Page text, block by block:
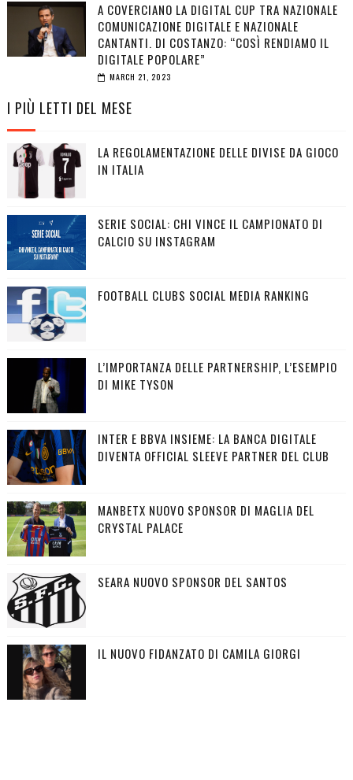
A COVERCIANO LA DIGITAL CUP TRA NAZIONALE
COMUNICAZIONE DIGITALE E NAZIONALE
CANTANTI. DI COSTANZO: “COSÌ RENDIAMO IL
DIGITALE POPOLARE”
MARCH 21, 2023
I PIÙ LETTI DEL MESE
LA REGOLAMENTAZIONE DELLE DIVISE DA GIOCO
IN ITALIA
SERIE SOCIAL: CHI VINCE IL CAMPIONATO DI
CALCIO SU INSTAGRAM
FOOTBALL CLUBS SOCIAL MEDIA RANKING
L’IMPORTANZA DELLE PARTNERSHIP, L’ESEMPIO
DI MIKE TYSON
INTER E BBVA INSIEME: LA BANCA DIGITALE
DIVENTA OFFICIAL SLEEVE PARTNER DEL CLUB
MANBETX NUOVO SPONSOR DI MAGLIA DEL
CRYSTAL PALACE
SEARA NUOVO SPONSOR DEL SANTOS
IL NUOVO FIDANZATO DI CAMILA GIORGI